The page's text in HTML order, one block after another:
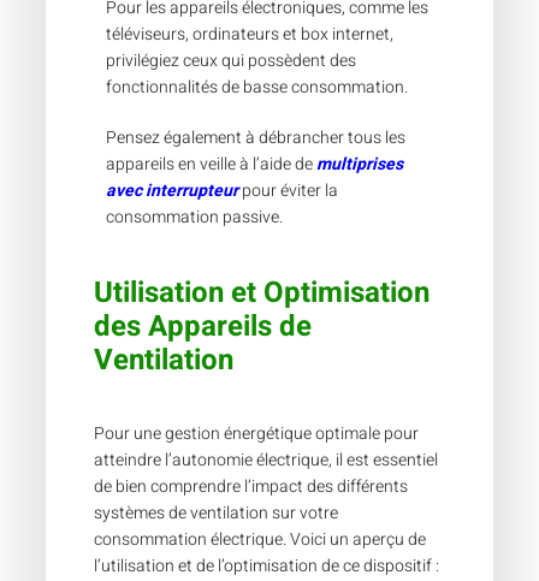
Pour les appareils électroniques, comme les
téléviseurs, ordinateurs et box internet,
privilégiez ceux qui possèdent des
fonctionnalités de basse consommation.
Pensez également à débrancher tous les
appareils en veille à l’aide demultiprises
avec interrupteurpour éviter la
consommation passive.
Utilisation et Optimisation
des Appareils de
Ventilation
Pour une gestion énergétique optimale pour
atteindre l’autonomie électrique, il est essentiel
de bien comprendre l’impact des différents
systèmes de ventilation sur votre
consommation électrique. Voici un aperçu de
l’utilisation et de l’optimisation de ce dispositif :